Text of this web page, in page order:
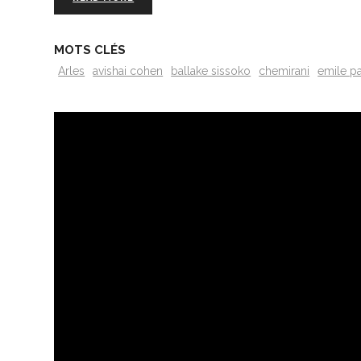
MOTS CLÉS
Arles avishai cohen ballake sissoko chemirani emile